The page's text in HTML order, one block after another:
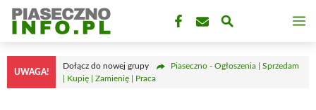
Przejdź
treści
UWAGA!
Dołącz do nowej grupy
Piaseczno - Ogłoszenia | Sprzedam
| Kupię | Zamienię | Praca